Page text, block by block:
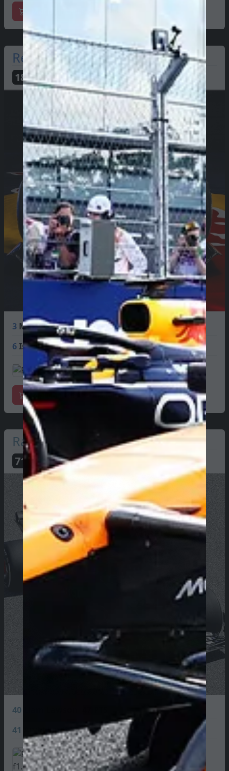
Red Bull
188PTS
3 Max Verstappen 120 PTS
6Isack Hadjar 68 PTS
Marchandises officielles
Racing Bulls
71 PTS
40
41
Arvid Lindblad 24 PTS